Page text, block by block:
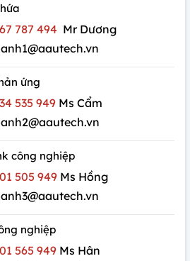
787 494 Mr Dương
ứng
535 949 Ms Cẩm
công nghiệp
505 949 Ms Hồng
nghiệp
565 949 Ms Hân